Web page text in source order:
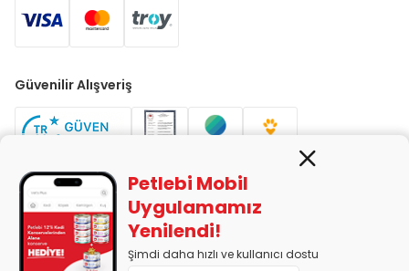
Güvenilir Alışveriş
PETLEBİ EVCİL HAYVAN ÜRÜNLERİ PAZ. SAN. TİC. LTD. ŞTİ. Alaşarköy
Mah. 1. Alaşar Cad. No: 9 Osmangazi/Bursa
Petlebi Mobil
Uygulamamız
Yenilendi!
Şimdi daha hızlı ve kullanıcı dostu